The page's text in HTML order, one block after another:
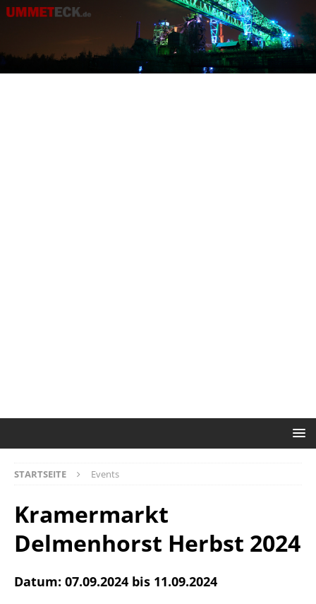
STARTSEITE Events
Kramermarkt
Delmenhorst Herbst 2024
Datum: 07.09.2024 bis 11.09.2024